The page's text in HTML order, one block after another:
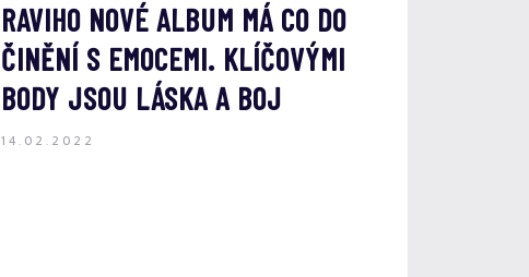
RAVIHO NOVÉ ALBUM MÁ CO DO
ČINĚNÍ S EMOCEMI. KLÍČOVÝMI
BODY JSOU LÁSKA A BOJ
14.02.2022